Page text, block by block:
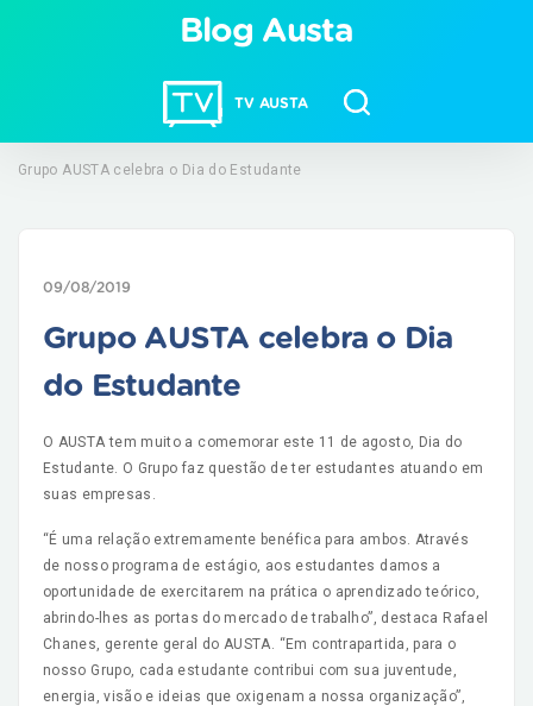
TV AUSTA
Blog Austa
Grupo AUSTA celebra o Dia do Estudante
09/08/2019
Grupo AUSTA celebra o Dia
do Estudante
O AUSTA tem muito a comemorar este 11 de agosto, Dia do
Estudante. O Grupo faz questão de ter estudantes atuando em
suas empresas.
“É uma relação extremamente benéfica para ambos. Através
de nosso programa de estágio, aos estudantes damos a
oportunidade de exercitarem na prática o aprendizado teórico,
abrindo-lhes as portas do mercado de trabalho”, destaca Rafael
Chanes, gerente geral do AUSTA. “Em contrapartida, para o
nosso Grupo, cada estudante contribui com sua juventude,
energia, visão e ideias que oxigenam a nossa organização”,